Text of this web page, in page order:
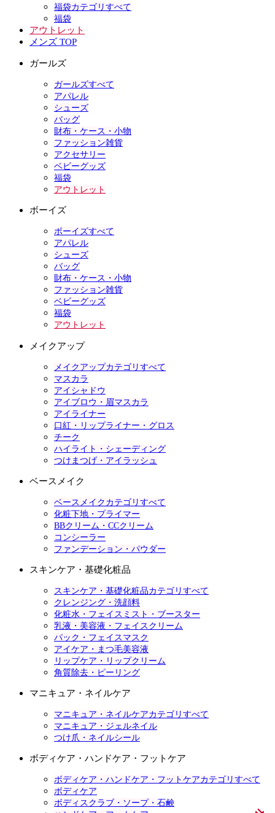
福袋カテゴリすべて
福袋
アウトレット
メンズ TOP
ガールズ
ガールズすべて
アパレル
シューズ
バッグ
財布・ケース・小物
ファッション雑貨
アクセサリー
ベビーグッズ
福袋
アウトレット
ボーイズ
ボーイズすべて
アパレル
シューズ
バッグ
財布・ケース・小物
ファッション雑貨
ベビーグッズ
福袋
アウトレット
メイクアップ
メイクアップカテゴリすべて
マスカラ
アイシャドウ
アイブロウ・眉マスカラ
アイライナー
口紅・リップライナー・グロス
チーク
ハイライト・シェーディング
つけまつげ・アイラッシュ
ベースメイク
ベースメイクカテゴリすべて
化粧下地・プライマー
BBクリーム・CCクリーム
コンシーラー
ファンデーション・パウダー
スキンケア・基礎化粧品
スキンケア・基礎化粧品カテゴリすべて
クレンジング・洗顔料
化粧水・フェイスミスト・ブースター
乳液・美容液・フェイスクリーム
パック・フェイスマスク
アイケア・まつ毛美容液
リップケア・リップクリーム
角質除去・ピーリング
マニキュア・ネイルケア
マニキュア・ネイルケアカテゴリすべて
マニキュア・ジェルネイル
つけ爪・ネイルシール
ボディケア・ハンドケア・フットケア
ボディケア・ハンドケア・フットケアカテゴリすべて
ボディケア
ボディスクラブ・ソープ・石鹸